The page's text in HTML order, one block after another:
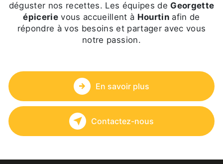
déguster nos recettes. Les équipes de Georgette
épicerievous accueillent à Hourtin afin de
répondre à vos besoins et partager avec vous
notre passion.
En savoir plus
Contactez-nous